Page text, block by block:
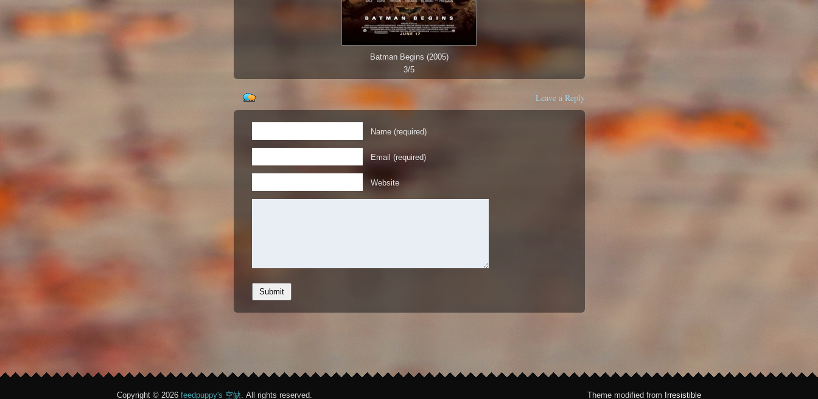
Batman Begins (2005)
3/5
Leave a Reply
Name (required)
Email (required)
Website
Copyright © 2026 feedpuppy's 空缺 . All rights reserved. Theme modified from Irresistible